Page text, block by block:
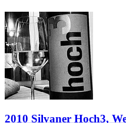
2010 Silvaner Hoch3,